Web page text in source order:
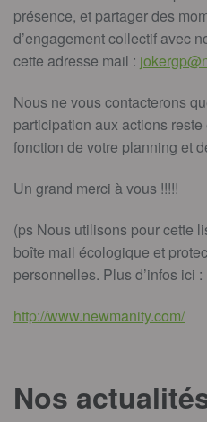
présence, et partager des
d’engagement collectif avec
cette adresse mail :
Nous ne vous contacterons
participation aux actions
fonction de votre planning et
Un grand merci à vous !!!!!
(ps Nous utilisons pour cette
boîte mail écologique et
personnelles. Plus d’infos ici :
http://www.newmanity.com/
Nos